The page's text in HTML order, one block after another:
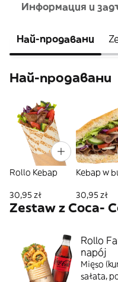
Информация и
Най-продавани
Най-продавани
Rollo Kebap
30,95 zł
Kebap w
30,95 zł
Zestaw z Coca-
Rollo
napój
Mięso
sałata,